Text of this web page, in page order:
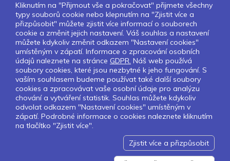
O nás Naše projekty
Pro školy
Partneři
Kontakty
GDPR
Nastavení cookies
Obchodní a licenční podmínky
Sledujte nás:
Pokud chcete dostávat pravidelný
Newsletter klikněte zde .
Kliknutím na "Přijmout vše a pokračovat" přijmete všechny
typy souborů cookie nebo klepnutím na "Zjistit více a
přizpůsobit" můžete zjistit více informací o souborech
cookie a změnit jejich nastavení. Váš souhlas a nastavení
můžete kdykoliv změnit odkazem "Nastavení cookies"
umístěným v zápatí. Informace o zpracování osobních
údajů naleznete na stránce GDPR. Náš web používá
soubory cookies, které jsou nezbytné k jeho fungování. S
vaším souhlasem budeme používat také další soubory
cookies a zpracovávat vaše osobní údaje pro analýzu
chování a vytváření statistik. Souhlas můžete kdykoliv
odvolat odkazem "Nastavení cookies" umístěným v
zápatí. Podrobné informace o cookies naleznete kliknutím
na tlačítko "Zjistit více".
Zjistit více a přizpůsobit